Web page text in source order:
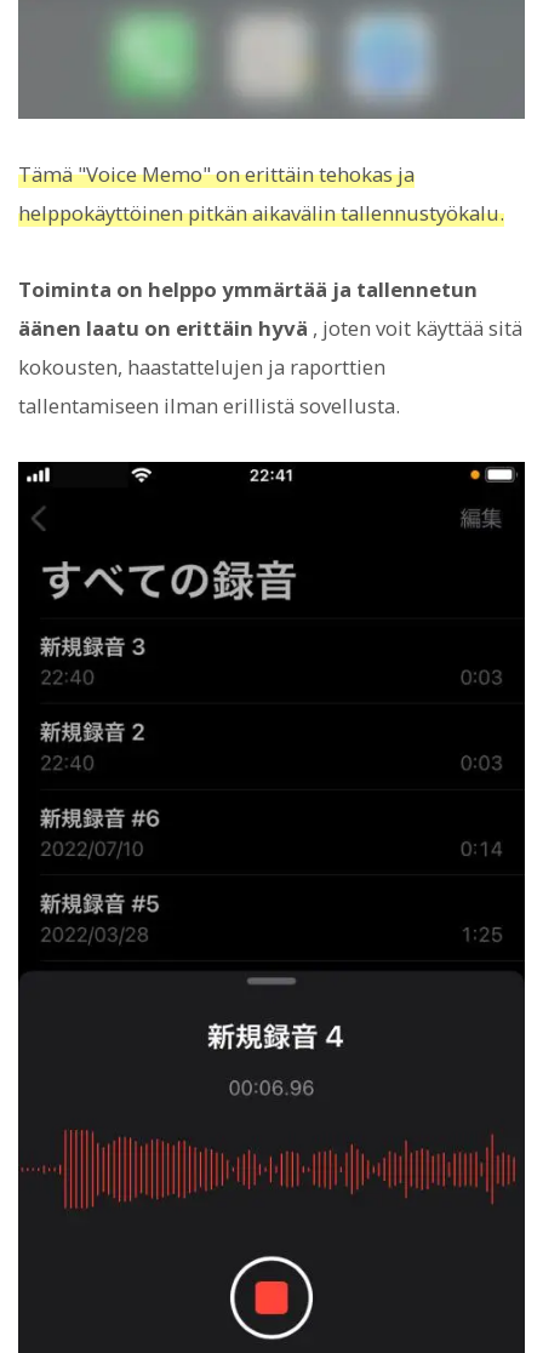
Tämä "Voice Memo" on erittäin tehokas ja
helppokäyttöinen pitkän aikavälin tallennustyökalu.
Toiminta on helppo ymmärtää ja tallennetun
äänen laatu on erittäin hyvä , joten voit käyttää sitä
kokousten, haastattelujen ja raporttien
tallentamiseen ilman erillistä sovellusta.